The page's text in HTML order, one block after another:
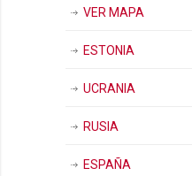
VER MAPA
ESTONIA
UCRANIA
RUSIA
ESPAÑA